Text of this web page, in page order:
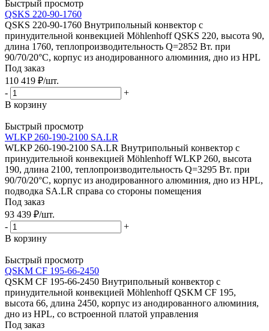
Быстрый просмотр
QSKS 220-90-1760
QSKS 220-90-1760 Внутрипольный конвектор с
принудительной конвекцией Möhlenhoff QSKS 220, высота 90,
длина 1760, теплопроизводительность Q=2852 Вт. при
90/70/20°C, корпус из анодированного алюминия, дно из HPL
Под заказ
110 419 ₽/шт.
-
+
В корзину
Быстрый просмотр
WLKP 260-190-2100 SA.LR
WLKP 260-190-2100 SA.LR Внутрипольный конвектор с
принудительной конвекцией Möhlenhoff WLKP 260, высота
190, длина 2100, теплопроизводительность Q=3295 Вт. при
90/70/20°C, корпус из анодированного алюминия, дно из HPL,
подводка SA.LR справа со стороны помещения
Под заказ
93 439 ₽/шт.
-
+
В корзину
Быстрый просмотр
QSKM CF 195-66-2450
QSKM CF 195-66-2450 Внутрипольный конвектор с
принудительной конвекцией Möhlenhoff QSKM CF 195,
высота 66, длина 2450, корпус из анодированного алюминия,
дно из HPL, со встроенной платой управления
Под заказ